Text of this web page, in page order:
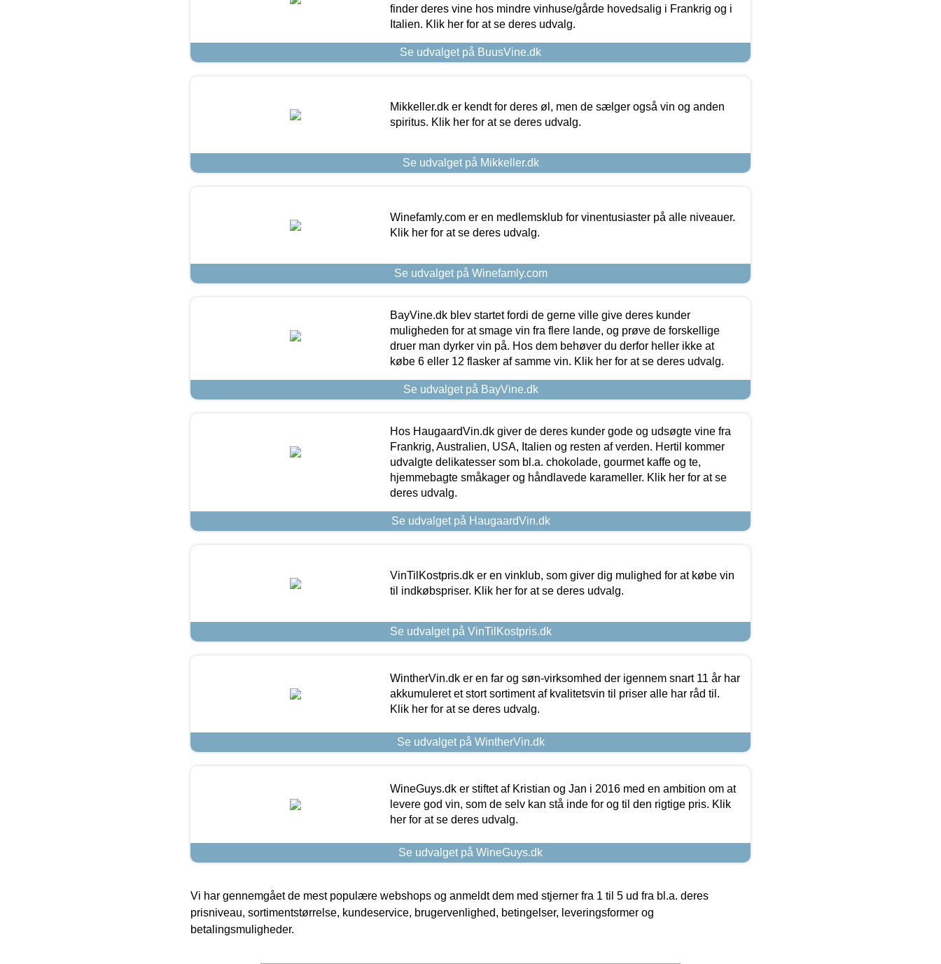
finder deres vine hos mindre vinhuse/gårde hovedsalig i Frankrig og i
Italien. Klik her for at se deres udvalg.
Se udvalget på BuusVine.dk
Mikkeller.dk er kendt for deres øl, men de sælger også vin og anden
spiritus. Klik her for at se deres udvalg.
Se udvalget på Mikkeller.dk
Winefamly.com er en medlemsklub for vinentusiaster på alle niveauer.
Klik her for at se deres udvalg.
Se udvalget på Winefamly.com
BayVine.dk blev startet fordi de gerne ville give deres kunder
muligheden for at smage vin fra flere lande, og prøve de forskellige
druer man dyrker vin på. Hos dem behøver du derfor heller ikke at
købe 6 eller 12 flasker af samme vin. Klik her for at se deres udvalg.
Se udvalget på BayVine.dk
Hos HaugaardVin.dk giver de deres kunder gode og udsøgte vine fra
Frankrig, Australien, USA, Italien og resten af verden. Hertil kommer
udvalgte delikatesser som bl.a. chokolade, gourmet kaffe og te,
hjemmebagte småkager og håndlavede karameller. Klik her for at se
deres udvalg.
Se udvalget på HaugaardVin.dk
VinTilKostpris.dk er en vinklub, som giver dig mulighed for at købe vin
til indkøbspriser. Klik her for at se deres udvalg.
Se udvalget på VinTilKostpris.dk
WintherVin.dk er en far og søn-virksomhed der igennem snart 11 år har
akkumuleret et stort sortiment af kvalitetsvin til priser alle har råd til.
Klik her for at se deres udvalg.
Se udvalget på WintherVin.dk
WineGuys.dk er stiftet af Kristian og Jan i 2016 med en ambition om at
levere god vin, som de selv kan stå inde for og til den rigtige pris. Klik
her for at se deres udvalg.
Se udvalget på WineGuys.dk
Vi har gennemgået de mest populære webshops og anmeldt dem med stjerner fra 1 til 5 ud fra bl.a. deres
prisniveau, sortimentstørrelse, kundeservice, brugervenlighed, betingelser, leveringsformer og
betalingsmuligheder.